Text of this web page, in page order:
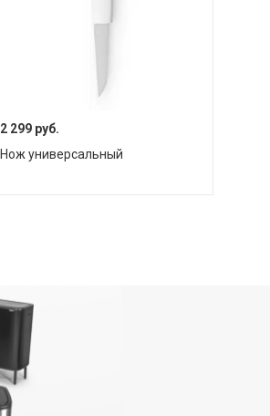
2 299 руб.
Нож универсальный